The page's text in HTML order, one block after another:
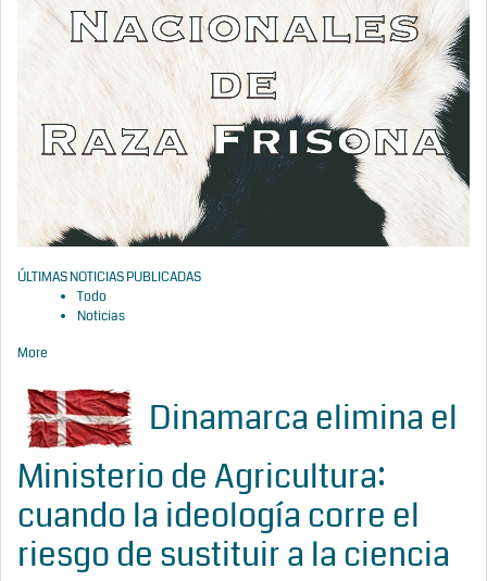
ÚLTIMAS NOTICIAS PUBLICADAS
Todo
Noticias
More
Dinamarca elimina el
Ministerio de Agricultura:
cuando la ideología corre el
riesgo de sustituir a la ciencia